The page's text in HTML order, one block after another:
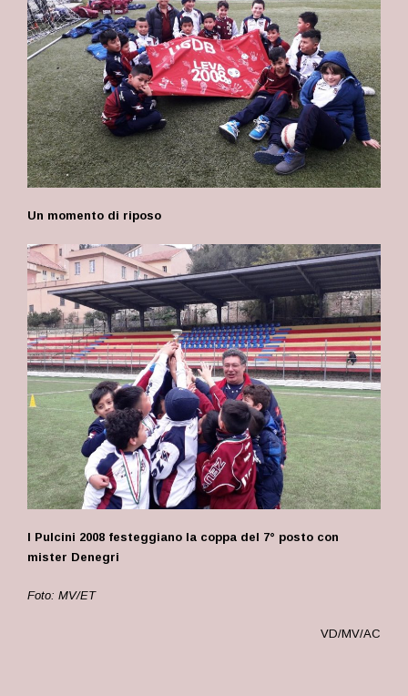
Un momento di riposo
I Pulcini 2008 festeggiano la coppa del 7° posto con
mister Denegri
Foto: MV/ET
VD/MV/AC